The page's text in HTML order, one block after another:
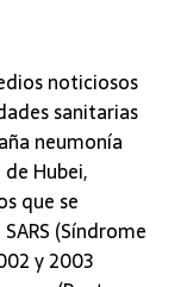
noticiosos
sanitarias
neumonía
Hubei,
que se
(Síndrome
y 2003